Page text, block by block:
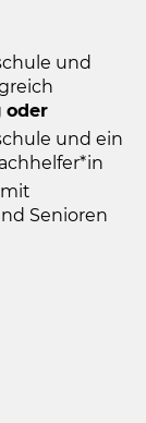
und
oder
und ein
Senioren